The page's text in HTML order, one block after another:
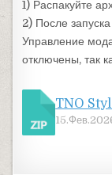
1) Распакуйте
2) После
Управление
отключены, так
TNO